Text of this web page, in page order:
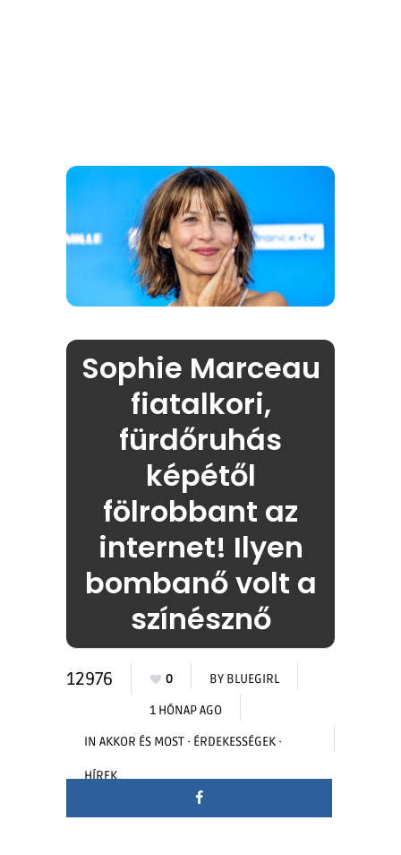
Sophie Marceau
fiatalkori,
fürdőruhás
képétől
fölrobbant az
internet! Ilyen
bombanő volt a
színésznő
12976 0 BY BLUEGIRL
1 HÓNAP AGO
IN AKKOR ÉS MOST · ÉRDEKESSÉGEK ·
HÍREK